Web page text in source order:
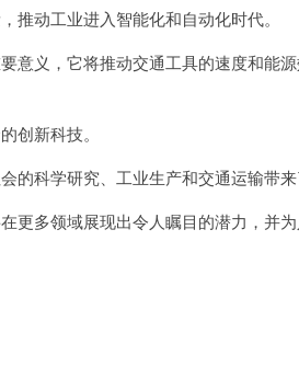
动工业进入智能化和自动化时代。
义，它将推动交通工具的速度和能
新科技。
科学研究、工业生产和交通运输带来
多领域展现出令人瞩目的潜力，并为